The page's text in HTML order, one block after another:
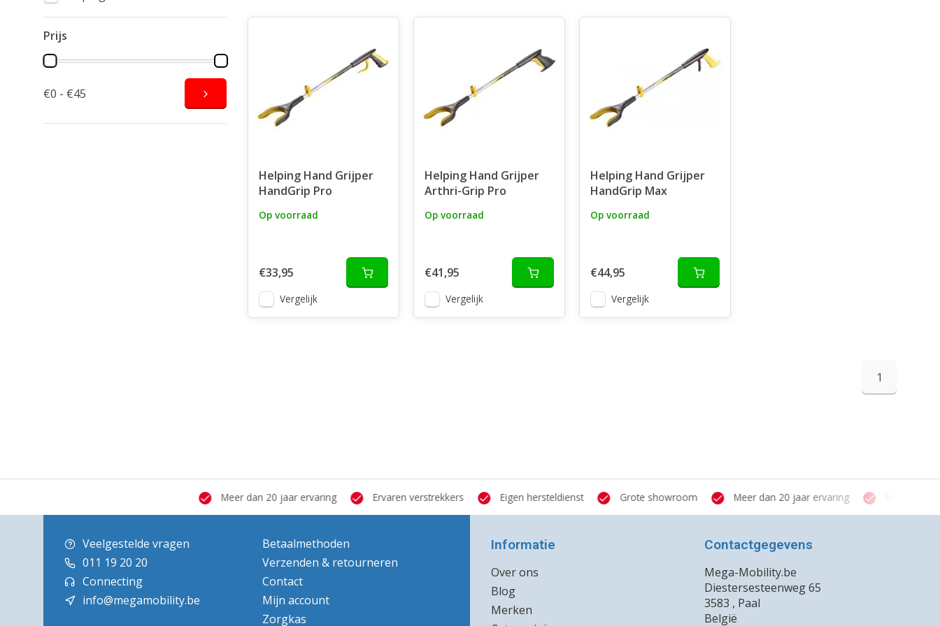
Prijs
€0 - €45
Helping Hand Grijper
HandGrip Pro
Op voorraad
€33,95
Vergelijk
Helping Hand Grijper
Arthri-Grip Pro
Op voorraad
€41,95
Vergelijk
Helping Hand Grijper
HandGrip Max
Op voorraad
€44,95
Vergelijk
1
Meer dan 20 jaar ervaring Ervaren verstrekkers Eigen hersteldienst Grote showroom Meer dan 20 jaar ervaring Ervaren
Veelgestelde vragen
011 19 20 20
Connecting
info@megamobility.be
Betaalmethoden
Verzenden & retourneren
Contact
Mijn account
Zorgkas
Informatie
Over ons
Blog
Merken
Contactgegevens
Mega-Mobility.be
Diestersesteenweg 65
3583 , Paal
België